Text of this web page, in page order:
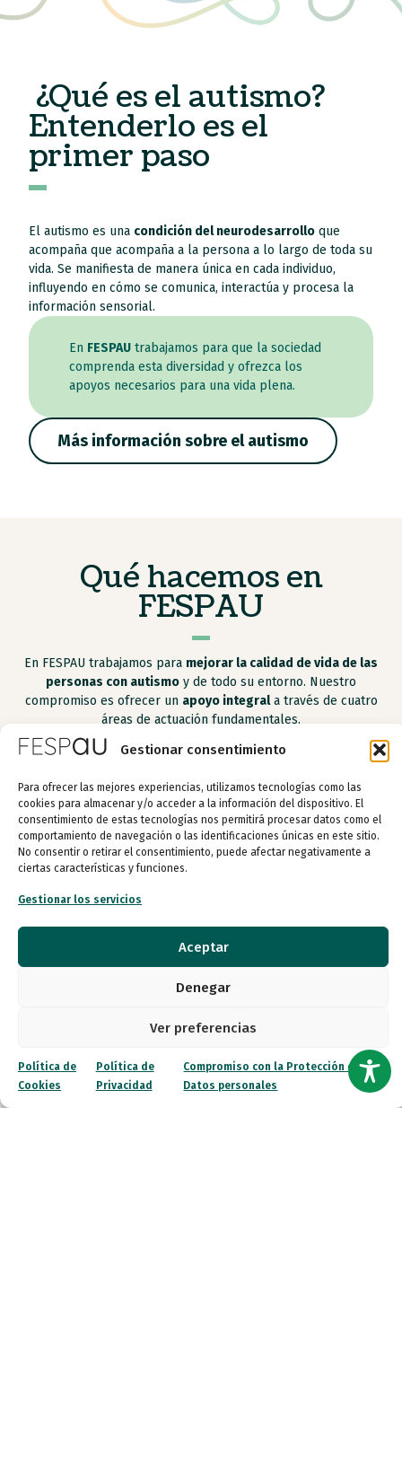
Gestionar consentimiento
Para ofrecer las mejores experiencias, utilizamos tecnologías como las
cookies para almacenar y/o acceder a la información del dispositivo. El
consentimiento de estas tecnologías nos permitirá procesar datos como el
comportamiento de navegación o las identificaciones únicas en este sitio.
No consentir o retirar el consentimiento, puede afectar negativamente a
ciertas características y funciones.
Gestionar los servicios
Aceptar
Denegar
Ver preferencias
Política de
Cookies
Política de
Privacidad
Compromiso con la Protección de
Datos personales
¿Qué es el autismo?
Entenderlo es el
primer paso
El autismo es una condición del neurodesarrollo que
acompaña que acompaña a la persona a lo largo de toda su
vida. Se manifiesta de manera única en cada individuo,
influyendo en cómo se comunica, interactúa y procesa la
información sensorial.
En FESPAU trabajamos para que la sociedad
comprenda esta diversidad y ofrezca los
apoyos necesarios para una vida plena.
Más información sobre el autismo
Qué hacemos en
FESPAU
En FESPAU trabajamos para mejorar la calidad de vida de las
personas con autismo y de todo su entorno. Nuestro
compromiso es ofrecer un apoyo integrala través de cuatro
áreas de actuación fundamentales.
Apoyo a las personas con autismo
Apoyo a los apoyos
Apoyo a entidades
Investigación y transferencia del conocimiento
autismo
Programas orientados a empoderar a las
personas con
autismo
, promover su bienestar y facilitar su participación
activa. Diseñamos programas para quienes necesitan